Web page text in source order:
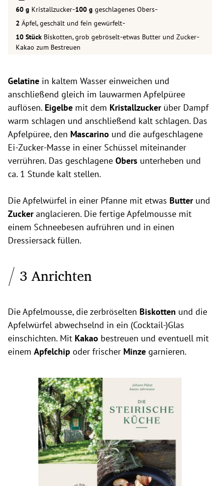
Kristallzucker- geschlagenes Obers-
Äpfel, geschält und fein gewürfelt-
Biskotten, grob gebröselt-etwas Butter und Zucker-
Kakao zum Bestreuen
Gelatine in kaltem Wasser einweichen und
anschließend gleich im lauwarmen Apfelpüree
auflösen. Eigelbe mit dem Kristallzucker über Dampf
warm schlagen und anschließend kalt schlagen. Das
Apfelpüree, den Mascarino und die aufgeschlagene
Ei-Zucker-Masse in einer Schüssel miteinander
verrühren. Das geschlagene Obers unterheben und
ca. 1 Stunde kalt stellen.
Die Apfelwürfel in einer Pfanne mit etwas Butter und
Zuckeranglacieren. Die fertige Apfelmousse mit
einem Schneebesen aufrühren und in einen
Dressiersack füllen.
3 Anrichten
Die Apfelmousse, die zerbröselten Biskotten und die
Apfelwürfel abwechselnd in ein (Cocktail-)Glas
einschichten. Mit Kakao bestreuen und eventuell mit
einem Apfelchip oder frischer Minze garnieren.